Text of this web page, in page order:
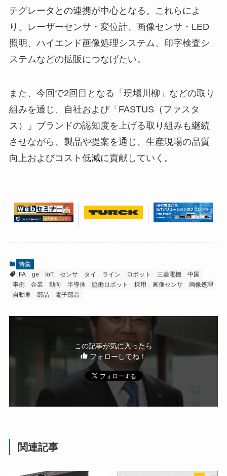
テグレータとの連携が中心となる。これらによ
り、レーザーセンサ・変位計、画像センサ・LED
照明、ハイエンド画像処理システム、印字検査シ
ステムなどの拡販につなげたい。
また、今回で2回目となる「現場川柳」などの取り
組みを通じ、自社および「FASTUS（ファスタ
ス）」ブランドの認知度を上げる取り組みも継続
させながら、製品や提案を通じ、生産現場の品質
向上およびコスト低減に貢献していく。
特集
FA
ge IoT センサ タイ ライン ロボット 三菱電機
中国
事例
企業 動向 半導体 協働ロボット 採用 画像センサ
画像処理
自動車
部品 電子部品
この記事が気に入ったら
フォローしてね！
関連記事